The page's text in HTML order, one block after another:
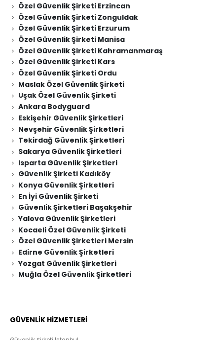
Özel Güvenlik Şirketi Erzincan
Özel Güvenlik Şirketi Zonguldak
Özel Güvenlik Şirketi Erzurum
Özel Güvenlik Şirketi Manisa
Özel Güvenlik Şirketi Kahramanmaraş
Özel Güvenlik Şirketi Kars
Özel Güvenlik Şirketi Ordu
Maslak Özel Güvenlik Şirketi
Uşak Özel Güvenlik Şirketi
Ankara Bodyguard
Eskişehir Güvenlik Şirketleri
Nevşehir Güvenlik Şirketleri
Tekirdağ Güvenlik Şirketleri
Sakarya Güvenlik Şirketleri
Isparta Güvenlik Şirketleri
Güvenlik Şirketi Kadıköy
Konya Güvenlik Şirketleri
En İyi Güvenlik Şirketi
Güvenlik Şirketleri Başakşehir
Yalova Güvenlik Şirketleri
Kocaeli Özel Güvenlik Şirketi
Özel Güvenlik Şirketleri Mersin
Edirne Güvenlik Şirketleri
Yozgat Güvenlik Şirketleri
Muğla Özel Güvenlik Şirketleri
GÜVENLİK HİZMETLERİ